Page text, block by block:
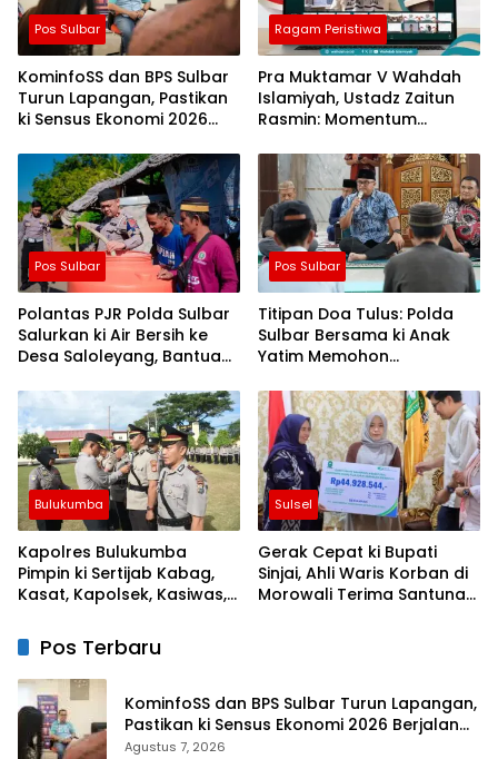
Pos Sulbar
KominfoSS dan BPS Sulbar
Turun Lapangan, Pastikan
ki Sensus Ekonomi 2026
Akurat
Ragam Peristiwa
Pra Muktamar V Wahdah
Islamiyah, Ustadz Zaitun
Rasmin: Momentum
Evaluasi Perjalanan
Dakwah
Pos Sulbar
Polantas PJR Polda Sulbar
Salurkan ki Air Bersih ke
Desa Saloleyang, Bantuan
Kemarau
Pos Sulbar
Titipan Doa Tulus: Polda
Sulbar Bersama ki Anak
Yatim Memohon
Negeri
Bulukumba
Kapolres Bulukumba
Pimpin ki Sertijab Kabag,
Kasat, Kapolsek, Kasiwas,
Sulsel
Gerak Cepat ki Bupati
Sinjai, Ahli Waris Korban di
Morowali Terima Santunan
Pos Terbaru
KominfoSS dan BPS Sulbar Turun Lapangan,
Pastikan ki Sensus Ekonomi 2026 Berjalan
Nyaman dan Akurat
Agustus 7, 2026